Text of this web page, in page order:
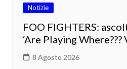
Notizie
FOO FIGHTERS:
‘Are Playing Where???
8 Agosto 2026